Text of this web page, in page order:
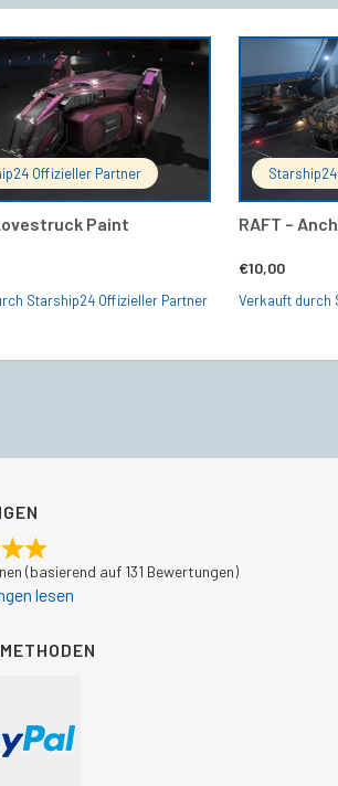
Offizieller Partner
Paint
IN DEN WARENKORB
Starship24 Offizieller Partner
RAFT –
€10,00
Verkauft durch
(basierend auf 131 Bewertungen)
lesen